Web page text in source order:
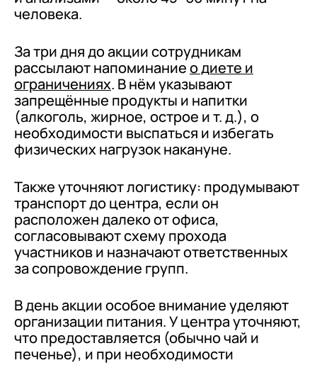
человека.
За три дня до акции сотрудникам
рассылают напоминаниео диете и
ограничениях. В нём указывают
запрещённые продукты и напитки
(алкоголь, жирное, острое и т. д.), о
необходимости выспаться и избегать
физических нагрузок накануне.
Также уточняют логистику: продумывают
транспорт до центра, если он
расположен далеко от офиса,
согласовывают схему прохода
участников и назначают ответственных
за сопровождение групп.
В день акции особое внимание уделяют
организации питания. У центра уточняют,
что предоставляется (обычно чай и
печенье), и при необходимости